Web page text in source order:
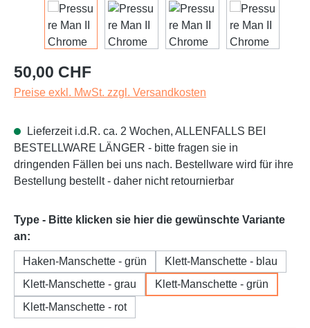
Regulärer Preis:
50,00 CHF
Preise exkl. MwSt. zzgl. Versandkosten
Lieferzeit i.d.R. ca. 2 Wochen, ALLENFALLS BEI
BESTELLWARE LÄNGER - bitte fragen sie in
dringenden Fällen bei uns nach. Bestellware wird für ihre
Bestellung bestellt - daher nicht retournierbar
Type - Bitte klicken sie hier die gewünschte Variante
an:
Haken-Manschette - grün
Klett-Manschette - blau
Klett-Manschette - grau
Klett-Manschette - grün
Klett-Manschette - rot